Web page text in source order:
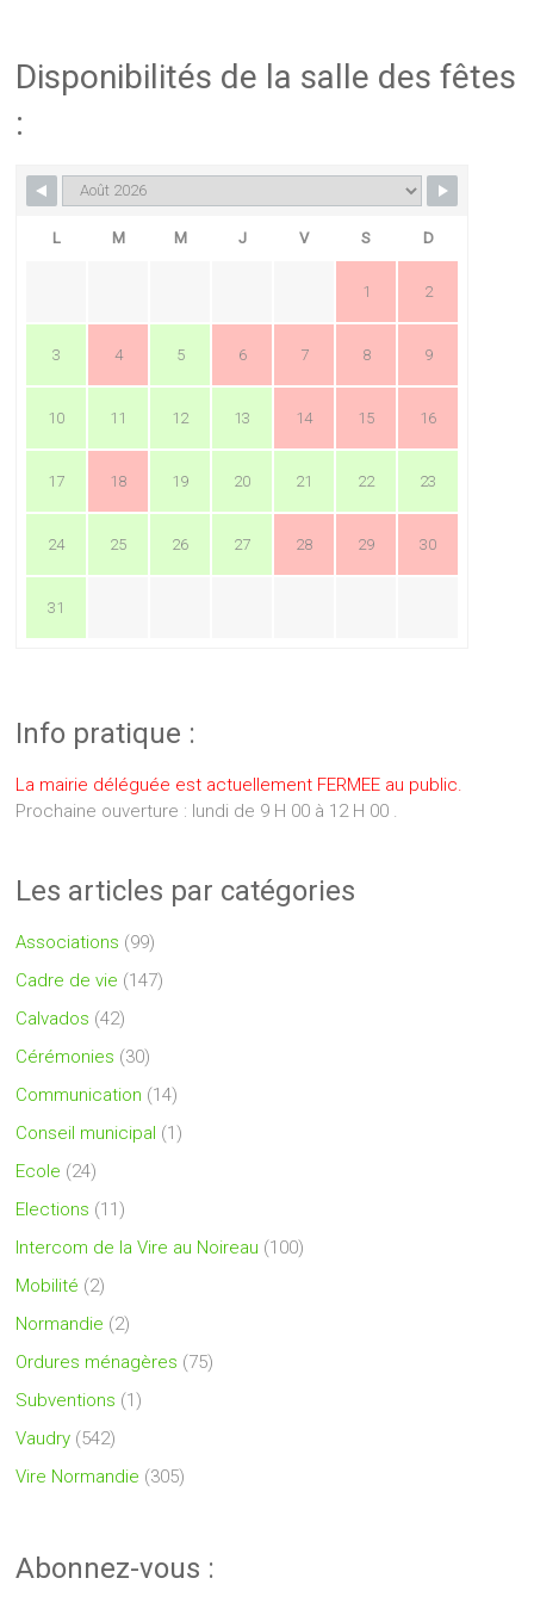
Disponibilités de la salle des fêtes
:
L M M J V S D
1 2
3 4 5 6 7 8 9
10 11 12 13 14 15 16
17 18 19 20 21 22 23
24 25 26 27 28 29 30
31
Info pratique :
La mairie déléguée est actuellement FERMEE au public.
Prochaine ouverture : lundi de 9 H 00 à 12 H 00 .
Les articles par catégories
Associations (99)
Cadre de vie (147)
Calvados (42)
Cérémonies (30)
Communication (14)
Conseil municipal (1)
Ecole (24)
Elections (11)
Intercom de la Vire au Noireau (100)
Mobilité (2)
Normandie (2)
Ordures ménagères (75)
Subventions (1)
Vaudry (542)
Vire Normandie (305)
Abonnez-vous :